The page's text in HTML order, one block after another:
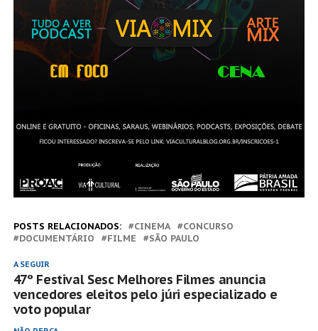
POSTS RELACIONADOS: CINEMA
CONCURSO
DOCUMENTÁRIO
FILME SÃO PAULO
A SEGUIR
47º Festival Sesc Melhores Filmes anuncia
vencedores eleitos pelo júri especializado e
voto popular